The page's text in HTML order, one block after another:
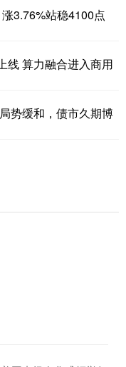
3.76%站稳4100点
线 算力融合进入商用
势缓和，债市久期博